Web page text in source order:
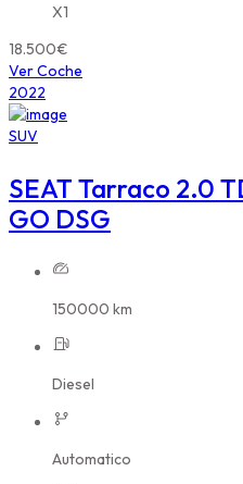
X1
18.500€
Ver Coche
2022
SUV
SEAT Tarraco 2.0
GO DSG
150000 km
Diesel
Automatico